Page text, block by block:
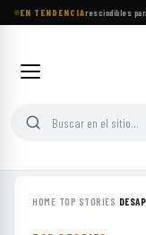
EN TENDENCIA
Ocho objetos imprescindibles
HOME› TOP STORIES›